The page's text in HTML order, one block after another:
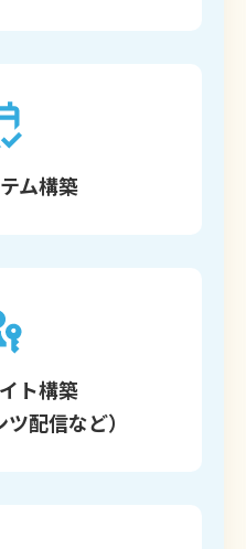
ム構築
ト構築
ツ配信など）